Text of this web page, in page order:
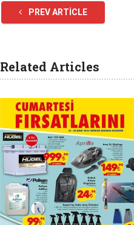
PREV ARTICLE
Related Articles